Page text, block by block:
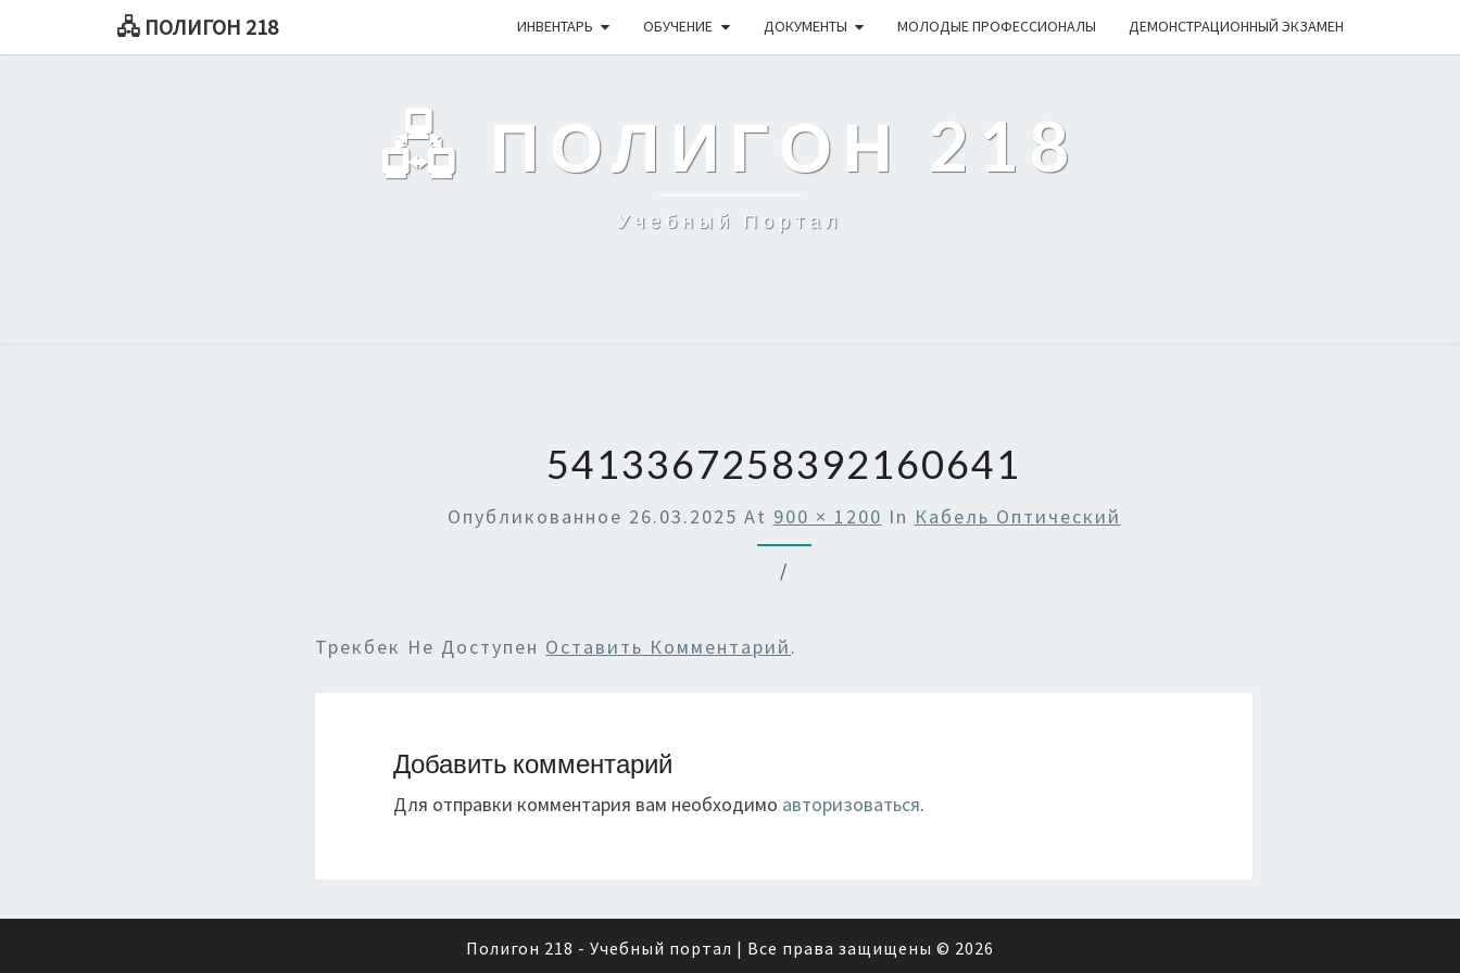
🖧 ПОЛИГОН 218 ИНВЕНТАРЬ ОБУЧЕНИЕ ДОКУМЕНТЫ МОЛОДЫЕ ПРОФЕССИОНАЛЫ ДЕМОНСТРАЦИОННЫЙ ЭКЗАМЕН
🖧 ПОЛИГОН 218
Учебный Портал
5413367258392160641
Опубликованное 26.03.2025 At 900 × 1200 In Кабель Оптический
/
Трекбек Не Доступен Оставить Комментарий.
Добавить комментарий
Для отправки комментария вам необходимо авторизоваться.
Полигон 218 - Учебный портал | Все права защищены © 2026